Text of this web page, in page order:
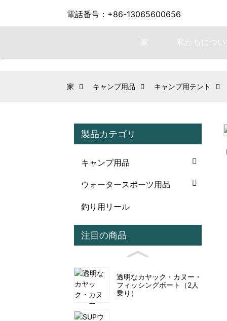
電話番号：+86-13065600656
家 私たちについ
家 キャンプ用品 キャンプ用テント
製品カテゴリ
キャンプ用品
ウォータースポーツ用品
釣り用リール
注目の商品
透明なカヤック・カヌー・
フィッシングボート（2人
乗り）
Loading...
Loading...